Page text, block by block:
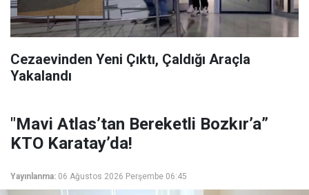
Cezaevinden Yeni Çıktı, Çaldığı Araçla
Yakalandı
"Mavi Atlas’tan Bereketli Bozkır’a”
KTO Karatay’da!
Yayınlanma: 06 Ağustos 2026 Perşembe 06:45